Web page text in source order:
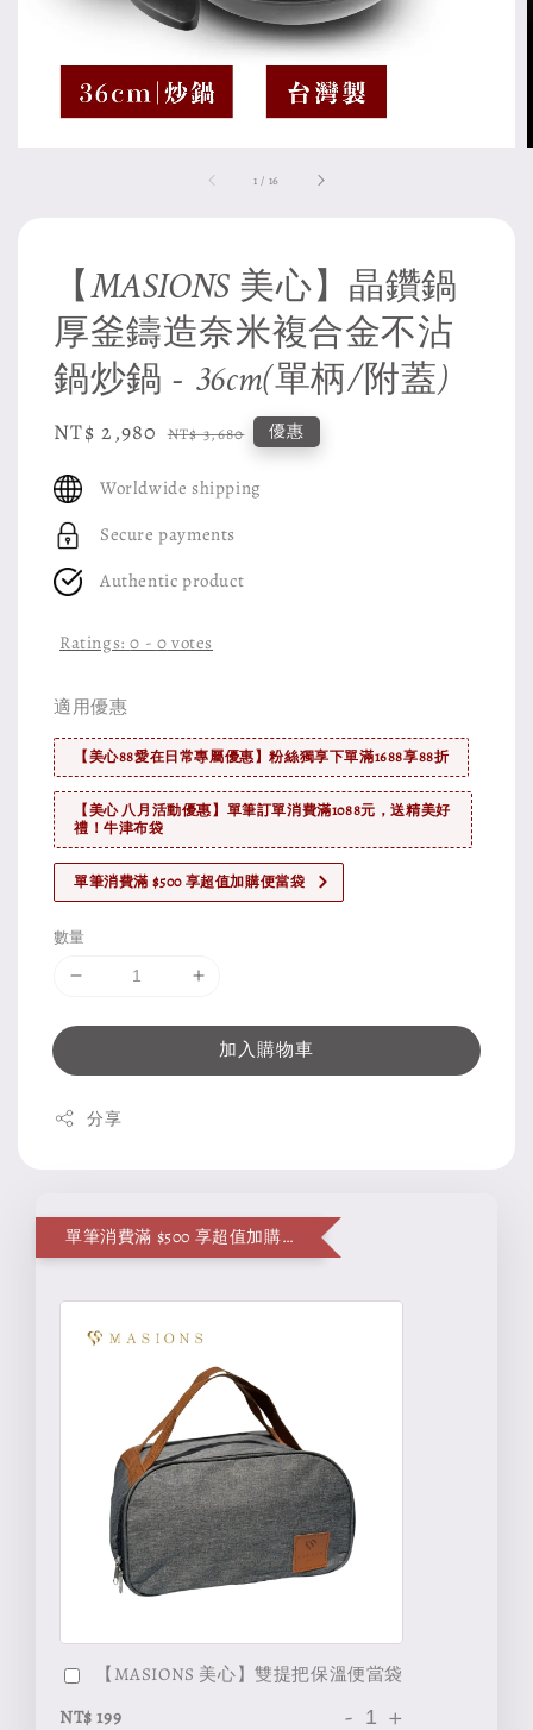
1 / 16
【MASIONS 美心】晶鑽鍋
厚釜鑄造奈米複合金不沾
鍋炒鍋 - 36cm(單柄/附蓋)
Sale
NT$ 2,980 Regular
NT$ 3,680 優惠
Worldwide shipping
Secure payments
Authentic product
Ratings:0 - 0 votes
適用優惠
【美心88愛在日常專屬優惠】粉絲獨享下單滿1688享88折
【美心 八月活動優惠】單筆訂單消費滿1088元，送精美好
禮！牛津布袋
單筆消費滿 $500 享超值加購便當袋
數量
加入購物車
分享
單筆消費滿 $500 享超值加購便當袋
【MASIONS 美心】雙提把保溫便當袋
NT$ 199
- +